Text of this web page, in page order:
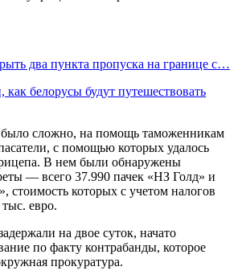
два пункта пропуска на границе с…
как белорусы будут путешествовать
было сложно, на помощь таможенникам
с помощью которых удалось
В нем были обнаружены
— всего 37.990 пачек «НЗ Голд» и
стоимость которых с учетом налогов
тыс. евро.
на двое суток, начато
по факту контрабанды, которое
прокуратура.